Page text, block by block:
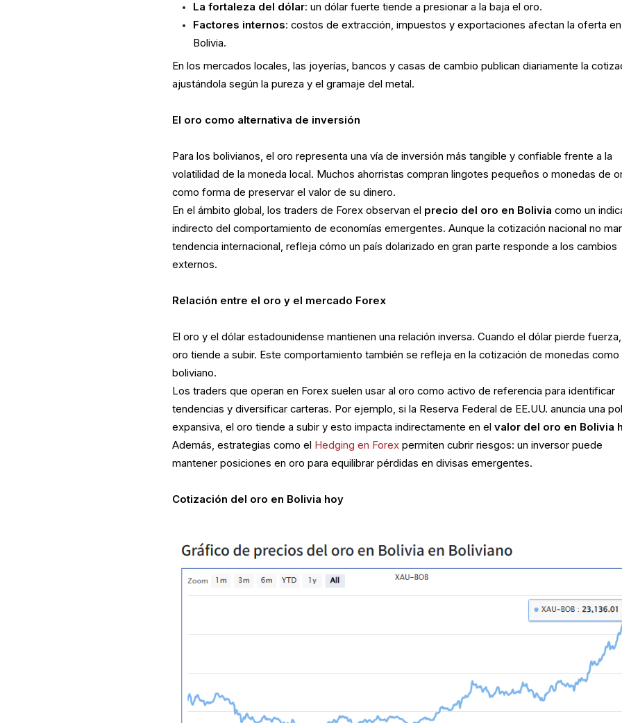
La fortaleza del dólar: un dólar fuerte tiende a presionar a la baja el oro.
Factores internos: costos de extracción, impuestos y exportaciones afectan la oferta en
Bolivia.
En los mercados locales, las joyerías, bancos y casas de cambio publican diariamente la
ajustándola según la pureza y el gramaje del metal.
El oro como alternativa de inversión
Para los bolivianos, el oro representa una vía de inversión más tangible y confiable frente a la
volatilidad de la moneda local. Muchos ahorristas compran lingotes pequeños o monedas de
como forma de preservar el valor de su dinero.
En el ámbito global, los traders de Forex observan el precio del oro en Bolivia como un
indirecto del comportamiento de economías emergentes. Aunque la cotización nacional no
tendencia internacional, refleja cómo un país dolarizado en gran parte responde a los cambios
externos.
Relación entre el oro y el mercado Forex
El oro y el dólar estadounidense mantienen una relación inversa. Cuando el dólar pierde
oro tiende a subir. Este comportamiento también se refleja en la cotización de monedas como
boliviano.
Los traders que operan en Forex suelen usar al oro como activo de referencia para identificar
tendencias y diversificar carteras. Por ejemplo, si la Reserva Federal de EE.UU. anuncia una
expansiva, el oro tiende a subir y esto impacta indirectamente en elvalor del oro en Bolivia
Además, estrategias como el Hedging en Forex permiten cubrir riesgos: un inversor puede
mantener posiciones en oro para equilibrar pérdidas en divisas emergentes.
Cotización del oro en Bolivia hoy